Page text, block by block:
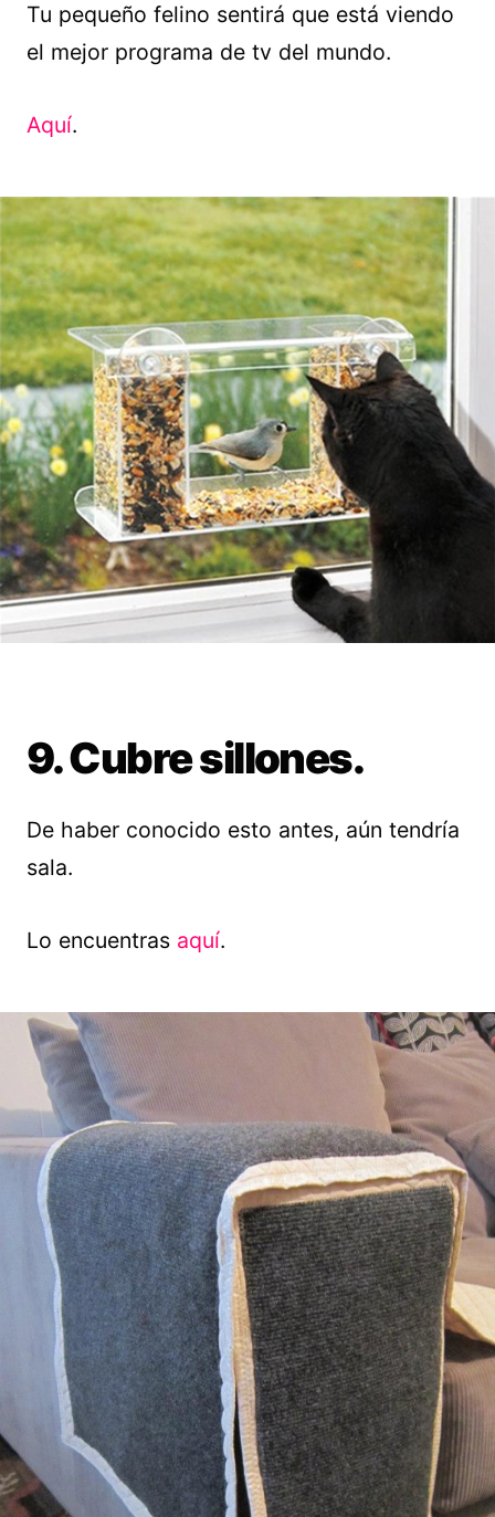
Tu pequeño felino sentirá que está viendo
el mejor programa de tv del mundo.
Aquí.
9. Cubre sillones.
De haber conocido esto antes, aún tendría
sala.
Lo encuentras aquí.